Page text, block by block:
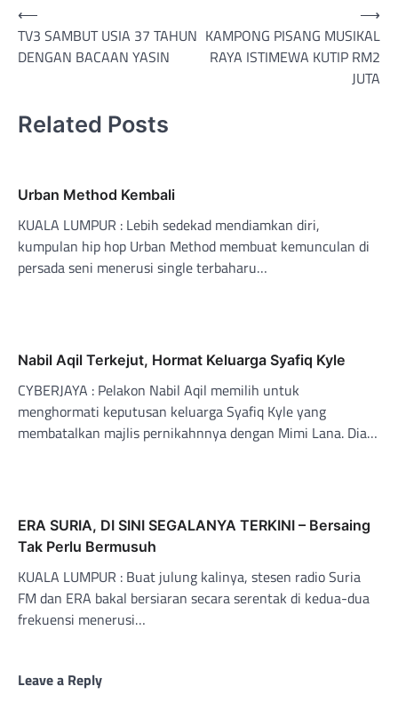
Post
navigation
⟵
TV3 SAMBUT USIA 37 TAHUN
DENGAN BACAAN YASIN
KAMPONG PISANG MUSIKAL
RAYA ISTIMEWA KUTIP RM2
JUTA
⟶
Related Posts
Urban Method Kembali
KUALA LUMPUR : Lebih sedekad mendiamkan diri,
kumpulan hip hop Urban Method membuat kemunculan di
persada seni menerusi single terbaharu…
Nabil Aqil Terkejut, Hormat Keluarga Syafiq Kyle
CYBERJAYA : Pelakon Nabil Aqil memilih untuk
menghormati keputusan keluarga Syafiq Kyle yang
membatalkan majlis pernikahnnya dengan Mimi Lana. Dia…
ERA SURIA, DI SINI SEGALANYA TERKINI – Bersaing
Tak Perlu Bermusuh
KUALA LUMPUR : Buat julung kalinya, stesen radio Suria
FM dan ERA bakal bersiaran secara serentak di kedua-dua
frekuensi menerusi…
Leave a Reply